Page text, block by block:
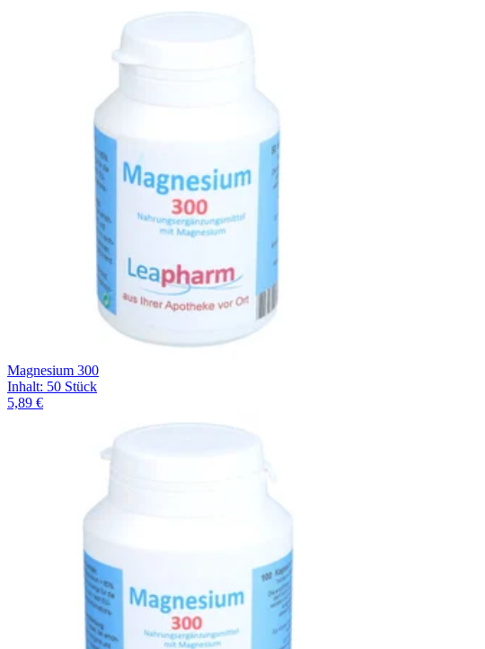
Magnesium 300
Inhalt: 50 Stück
5,89 €